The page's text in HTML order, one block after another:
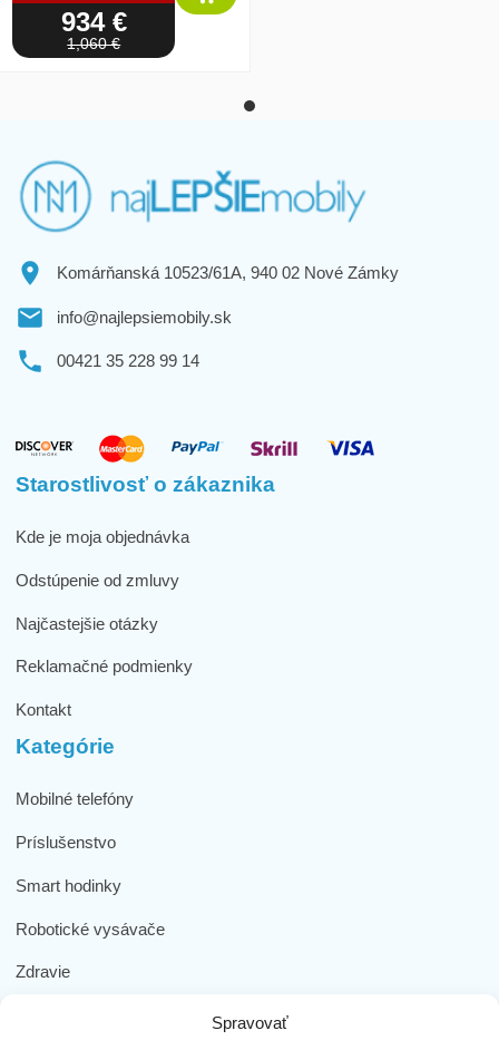
Spravovať
934 €
1,060 €
Komárňanská 10523/61A, 940 02 Nové Zámky
info@najlepsiemobily.sk
00421 35 228 99 14
Starostlivosť o zákaznika
Kde je moja objednávka
Odstúpenie od zmluvy
Najčastejšie otázky
Reklamačné podmienky
Kontakt
Kategórie
Mobilné telefóny
Príslušenstvo
Smart hodinky
Robotické vysávače
Zdravie